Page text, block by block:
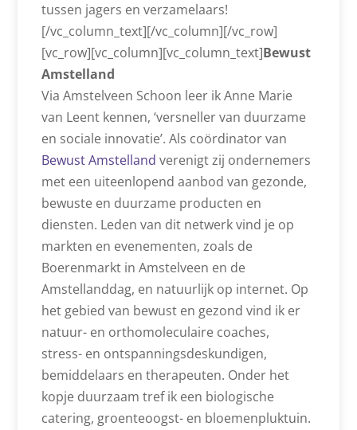
tussen jagers en verzamelaars!
[/vc_column_text][/vc_column][/vc_row]
[vc_row][vc_column][vc_column_text]Bewust
Amstelland
Via Amstelveen Schoon leer ik Anne Marie
van Leent kennen, ‘versneller van duurzame
en sociale innovatie’. Als coördinator van
Bewust Amstelland verenigt zij ondernemers
met een uiteenlopend aanbod van gezonde,
bewuste en duurzame producten en
diensten. Leden van dit netwerk vind je op
markten en evenementen, zoals de
Boerenmarkt in Amstelveen en de
Amstellanddag, en natuurlijk op internet. Op
het gebied van bewust en gezond vind ik er
natuur- en orthomoleculaire coaches,
stress- en ontspanningsdeskundigen,
bemiddelaars en therapeuten. Onder het
kopje duurzaam tref ik een biologische
catering, groenteoogst- en bloemenpluktuin.